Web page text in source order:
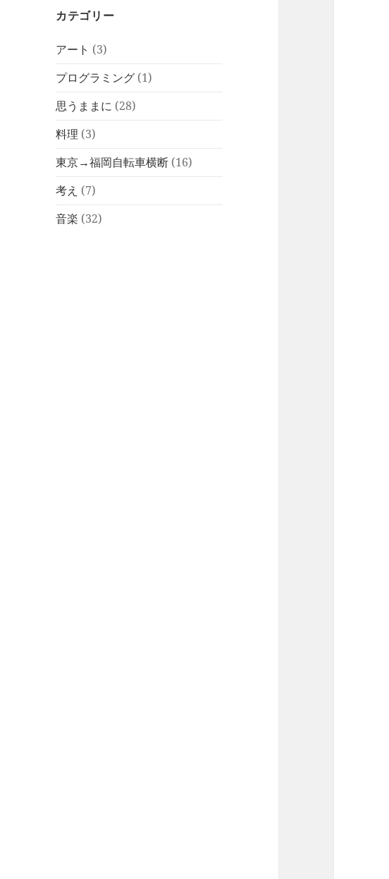
カテゴリー
アート (3)
プログラミング (1)
思うままに (28)
料理 (3)
東京→福岡自転車横断 (16)
考え (7)
音楽 (32)